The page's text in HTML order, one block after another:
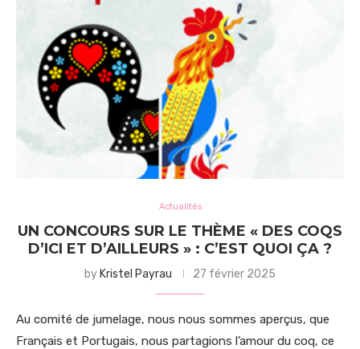
Actualités
UN CONCOURS SUR LE THÈME « DES COQS
D’ICI ET D’AILLEURS » : C’EST QUOI ÇA ?
by Kristel Payrau 27 février 2025
Au comité de jumelage, nous nous sommes aperçus, que
Français et Portugais, nous partagions l’amour du coq, ce